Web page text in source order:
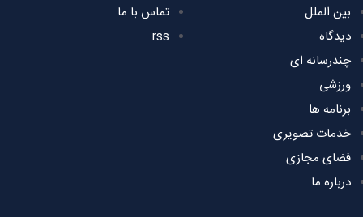
بین الملل
دیدگاه
چندرسانه ای
ورزشی
برنامه ها
خدمات تصویری
فضای مجازی
درباره ما
تماس با ما
rss